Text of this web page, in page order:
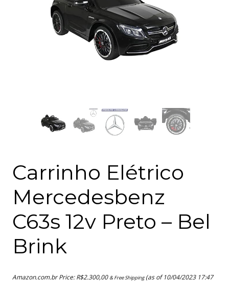
Carrinho Elétrico
Mercedesbenz
C63s 12v Preto – Bel
Brink
Amazon.com.br Price:R$2.300,00 & Free Shipping(as of 10/04/2023 17:47